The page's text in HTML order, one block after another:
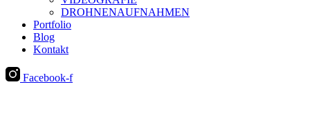
DROHNENAUFNAHMEN
Portfolio
Blog
Kontakt
Facebook-f